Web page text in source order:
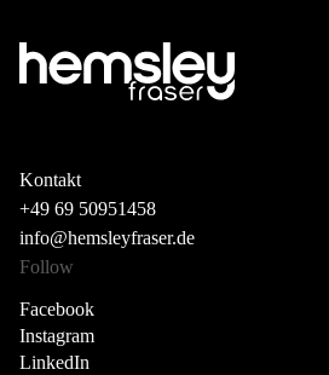
Kontakt
+49 69 50951458
info@hemsleyfraser.de
Follow
Facebook
Instagram
LinkedIn